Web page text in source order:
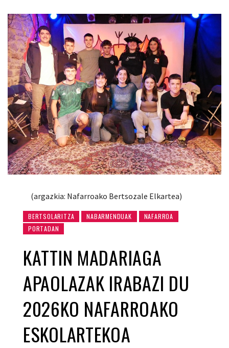
(argazkia: Nafarroako Bertsozale Elkartea)
BERTSOLARITZA NABARMENDUAK
NAFARROA
PORTADAN
KATTIN MADARIAGA
APAOLAZAK IRABAZI DU
2026KO NAFARROAKO
ESKOLARTEKOA